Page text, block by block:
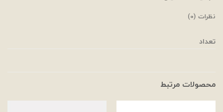
نظرات (0)
تعداد
محصولات مرتبط